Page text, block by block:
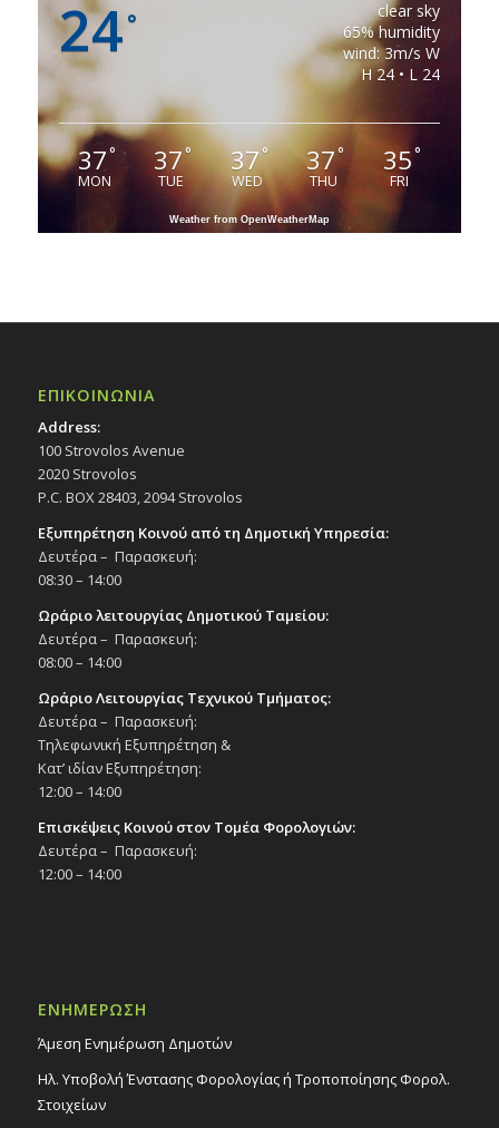
24°
clear sky
65% humidity
wind: 3m/s W
H 24 • L 24
37°
MON
37°
TUE
37°
WED
37°
THU
35°
FRI
Weather from OpenWeatherMap
ΕΠΙΚΟΙΝΩΝΙΑ
Address:
100 Strovolos Avenue
2020 Strovolos
P.C. BOX 28403, 2094 Strovolos
Εξυπηρέτηση Κοινού από τη Δημοτική Υπηρεσία:
Δευτέρα – Παρασκευή:
08:30 – 14:00
Ωράριο λειτουργίας Δημοτικού Ταμείου:
Δευτέρα – Παρασκευή:
08:00 – 14:00
Ωράριο Λειτουργίας Τεχνικού Τμήματος:
Δευτέρα – Παρασκευή:
Τηλεφωνική Εξυπηρέτηση &
Κατ’ ιδίαν Εξυπηρέτηση:
12:00 – 14:00
Επισκέψεις Κοινού στον Τομέα Φορολογιών:
Δευτέρα – Παρασκευή:
12:00 – 14:00
ΕΝΗΜΕΡΩΣΗ
Άμεση Ενημέρωση Δημοτών
Ηλ. Υποβολή Ένστασης Φορολογίας ή Τροποποίησης Φορολ.
Στοιχείων